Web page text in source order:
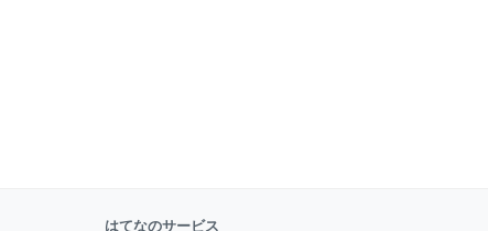
はてなのサービス